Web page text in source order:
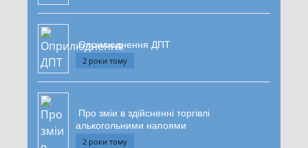
Оприлюднення ДПТ
2 роки тому
Про зміи в здійсненні торгівлі
алькогольними напоями
2 роки тому